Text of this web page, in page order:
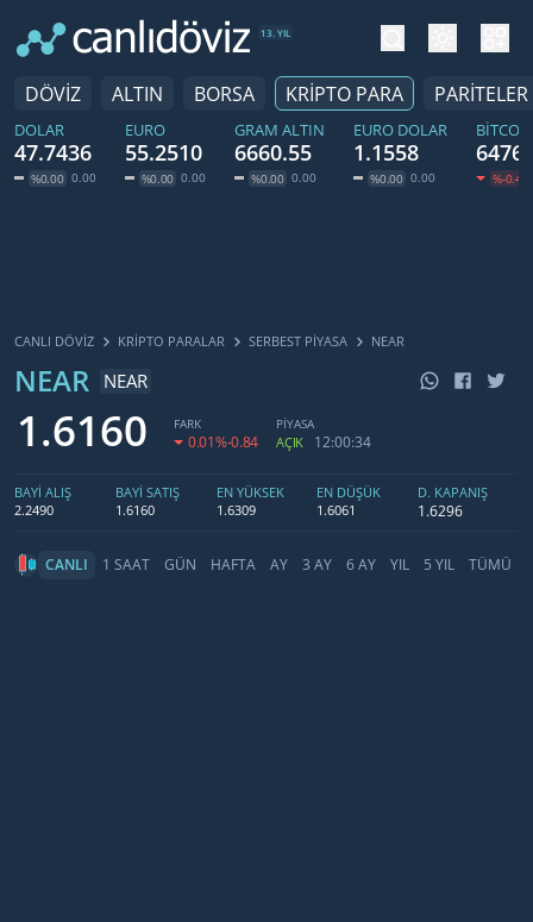
13. YIL
DÖVİZ ALTIN BORSA KRİPTO PARA PARİTELER
DOLAR
47.7436
%0.00 0.00
EURO
55.2510
%0.00 0.00
GRAM ALTIN
6660.55
%0.00 0.00
EURO DOLAR
1.1558
%0.00 0.00 %-0.40
CANLI DÖVİZ KRIPTO PARALAR SERBEST PIYASA NEAR
NEAR NEAR
1.6160 FARK
0.01%-0.84
PİYASA
AÇIK 12:00:34
BAYİ ALIŞ
2.2490
BAYİ SATIŞ
1.6160
EN YÜKSEK
1.6309
EN DÜŞÜK
1.6061
D. KAPANIŞ
1.6296
CANLI 1 SAAT GÜN HAFTA AY 3 AY 6 AY YIL 5 YIL TÜMÜ